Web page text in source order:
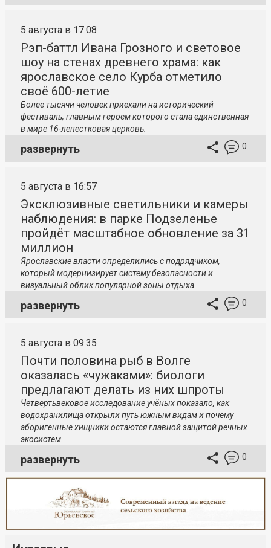
5 августа в 17:08
Рэп-баттл Ивана Грозного и световое
шоу на стенах древнего храма: как
ярославское село Курба отметило
своё 600-летие
Более тысячи человек приехали на исторический
фестиваль, главным героем которого стала единственная
в мире 16-лепестковая церковь.
развернуть 0
5 августа в 16:57
Эксклюзивные светильники и камеры
наблюдения: в парке Подзеленье
пройдёт масштабное обновление за 31
миллион
Ярославские власти определились с подрядчиком,
который модернизирует систему безопасности и
визуальный облик популярной зоны отдыха.
развернуть 0
5 августа в 09:35
Почти половина рыб в Волге
оказалась «чужаками»: биологи
предлагают делать из них шпроты
Четвертьвековое исследование учёных показало, как
водохранилища открыли путь южным видам и почему
аборигенные хищники остаются главной защитой речных
экосистем.
развернуть 0